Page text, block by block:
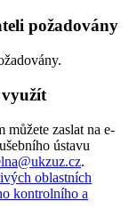
požadovány
zaslat na e-
ústavu
.
oblastních
kontrolního a